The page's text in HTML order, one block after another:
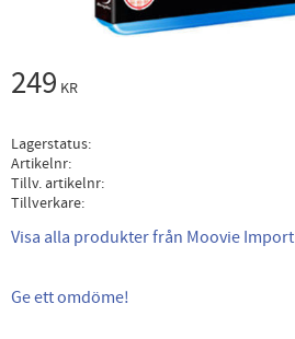
249 KR
Lagerstatus
Artikelnr
Tillv. artikelnr
Tillverkare
Visa alla produkter från Moovie Import
Ge ett omdöme!